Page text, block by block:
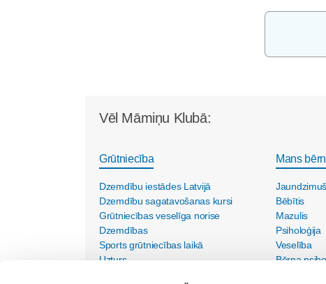
Vēl Māmiņu Klubā:
Grūtniecība
Dzemdību iestādes Latvijā
Dzemdību sagatavošanas kursi
Grūtniecības veselīga norise
Dzemdības
Sports grūtniecības laikā
Uzturs
Mans
Bēbītis
Mazulis
Psiholoģija
Veselība
Bērna